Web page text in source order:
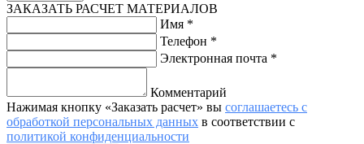
ЗАКАЗАТЬ РАСЧЕТ МАТЕРИАЛОВ
Имя *
Телефон *
Электронная почта *
Комментарий
Нажимая кнопку «Заказать расчет» вы соглашаетесь с
обработкой персональных данных в соответствии с
политикой конфиденциальности